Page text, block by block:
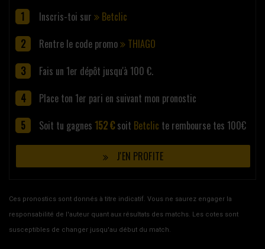
Inscris-toi sur
Betclic
Rentre le code promo
THIAGO
Fais un 1er dépôt jusqu'à 100 €.
Place ton 1er pari en suivant mon pronostic
Soit tu gagnes 152 € soit Betclic te rembourse tes 100€
J'EN PROFITE
Ces pronostics sont donnés à titre indicatif. Vous ne saurez engager la
responsabilité de l'auteur quant aux résultats des matchs. Les cotes sont
susceptibles de changer jusqu'au début du match.